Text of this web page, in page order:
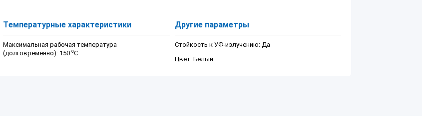
Температурные характеристики
Максимальная рабочая температура
(долговременно): 150 ⁰С
Другие параметры
Стойкость к УФ-излучению: Да
Цвет: Белый